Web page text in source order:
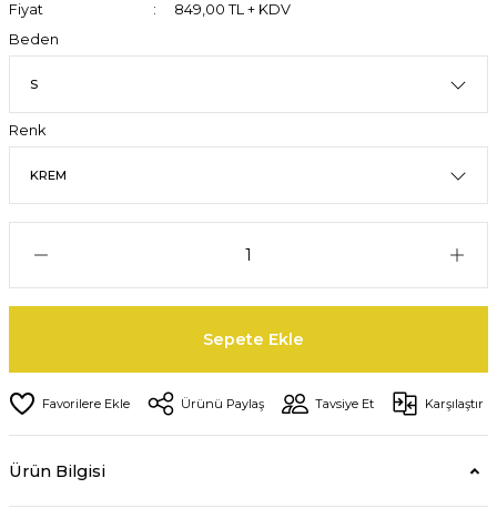
Fiyat
849,00 TL + KDV
Beden
Renk
Sepete Ekle
Ürünü Paylaş Tavsiye Et Karşılaştır
Ürün Bilgisi